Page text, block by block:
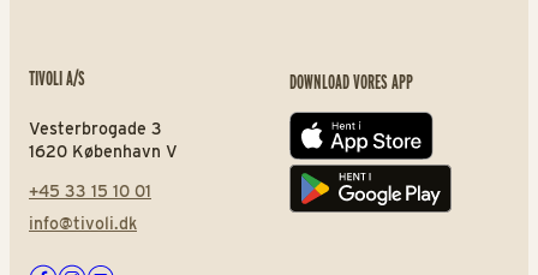
TIVOLI A/S
Vesterbrogade 3
1620 København V
+45 33 15 10 01
info@tivoli.dk
DOWNLOAD VORES APP
App store
Play store